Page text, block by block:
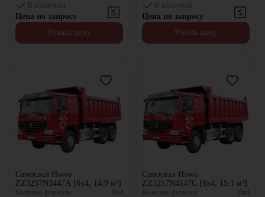
В наличии
Цена по запросу
Узнать цену
В наличии
Цена по запросу
Узнать цену
Самосвал Howo
ZZ3257N3447A [6x4, 14.9 м³]
Колёсная формула:
6x4
Самосвал Howo
ZZ3257N4147C [6x4, 15.1 м³]
Колёсная формула:
6x4